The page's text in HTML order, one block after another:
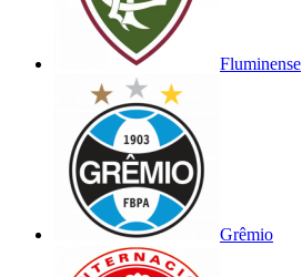
Fluminense
Grêmio